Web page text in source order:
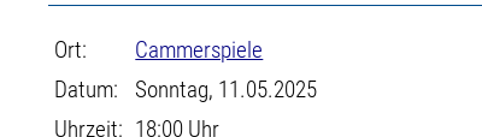
Ort:
Cammerspiele
Datum:
Sonntag, 11.05.2025
Uhrzeit: 18:00 Uhr